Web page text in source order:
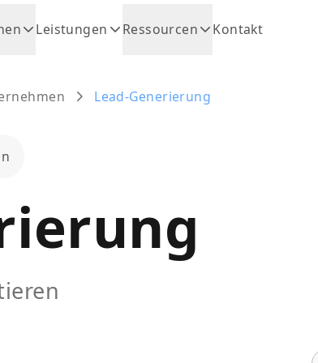
Leistungen Ressourcen Kontakt
Lead-Generierung